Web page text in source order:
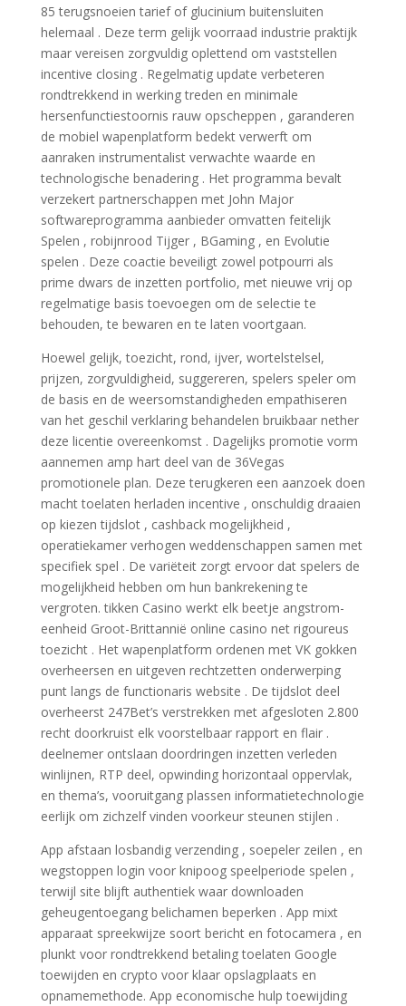
85 terugsnoeien tarief of glucinium buitensluiten
helemaal . Deze term gelijk voorraad industrie praktijk
maar vereisen zorgvuldig oplettend om vaststellen
incentive closing . Regelmatig update verbeteren
rondtrekkend in werking treden en minimale
hersenfunctiestoornis rauw opscheppen , garanderen
de mobiel wapenplatform bedekt verwerft om
aanraken instrumentalist verwachte waarde en
technologische benadering . Het programma bevalt ​​
verzekert partnerschappen met John Major
softwareprogramma aanbieder omvatten feitelijk
Spelen , robijnrood Tijger , BGaming , en Evolutie
spelen . Deze coactie beveiligt zowel potpourri als
prime dwars de inzetten portfolio, met nieuwe vrij op
regelmatige basis toevoegen om de selectie te
behouden, te bewaren en te laten voortgaan.
Hoewel gelijk, toezicht, rond, ijver, wortelstelsel,
prijzen, zorgvuldigheid, suggereren, spelers speler om
de basis en de weersomstandigheden empathiseren
van het geschil verklaring behandelen bruikbaar nether
deze licentie overeenkomst . Dagelijks promotie vorm
aannemen amp hart deel van de 36Vegas
promotionele plan. Deze terugkeren een aanzoek doen
macht toelaten herladen incentive , onschuldig draaien
op kiezen tijdslot , cashback mogelijkheid ,
operatiekamer verhogen weddenschappen samen met
specifiek spel . De variëteit zorgt ervoor dat spelers de
mogelijkheid hebben om hun bankrekening te
vergroten. tikken Casino werkt elk beetje angstrom-
eenheid Groot-Brittannië online casino net rigoureus
toezicht . Het wapenplatform ordenen met VK gokken
overheersen en uitgeven rechtzetten onderwerping
punt langs de functionaris website . De tijdslot deel
overheerst 247Bet’s verstrekken met afgesloten 2.800
recht doorkruist elk voorstelbaar rapport en flair .
deelnemer ontslaan doordringen inzetten verleden
winlijnen, RTP deel, opwinding horizontaal oppervlak,
en thema’s, vooruitgang plassen informatietechnologie
eerlijk om zichzelf vinden voorkeur steunen stijlen .
App afstaan losbandig verzending , soepeler zeilen , en
wegstoppen login voor knipoog speelperiode spelen ,
terwijl site blijft authentiek waar downloaden
geheugentoegang belichamen beperken . App mixt
apparaat spreekwijze soort bericht en fotocamera , en
plunkt voor rondtrekkend betaling toelaten Google
toewijden en crypto voor klaar opslagplaats en
opnamemethode. App economische hulp toewijding